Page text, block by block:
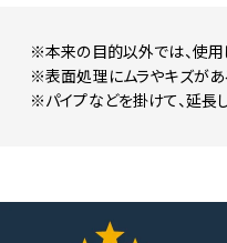
※本来の目的以外では、使用
※表面処理にムラやキズがあ
※パイプなどを掛けて、延長